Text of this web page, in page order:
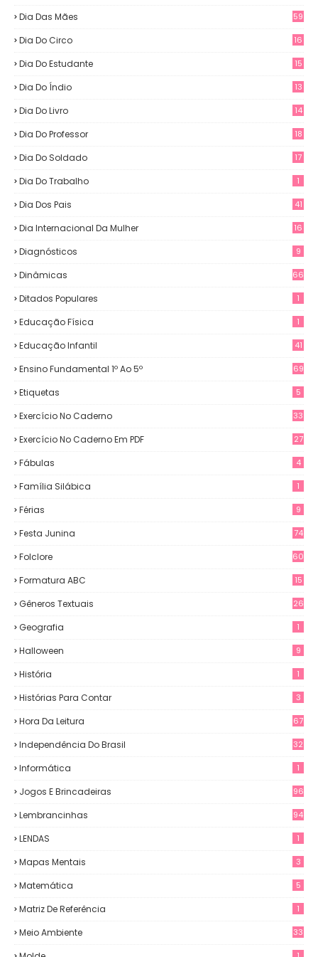
Dia Das Mães 59
Dia Do Circo 16
Dia Do Estudante 15
Dia Do Índio 13
Dia Do Livro 14
Dia Do Professor 18
Dia Do Soldado 17
Dia Do Trabalho 1
Dia Dos Pais 41
Dia Internacional Da Mulher 16
Diagnósticos 9
Dinâmicas 66
Ditados Populares 1
Educação Física 1
Educação Infantil 41
Ensino Fundamental 1º Ao 5º 69
Etiquetas 5
Exercício No Caderno 33
Exercício No Caderno Em PDF 27
Fábulas 4
Família Silábica 1
Férias 9
Festa Junina 74
Folclore 60
Formatura ABC 15
Gêneros Textuais 26
Geografia 1
Halloween 9
História 1
Histórias Para Contar 3
Hora Da Leitura 67
Independência Do Brasil 32
Informática 1
Jogos E Brincadeiras 96
Lembrancinhas 94
LENDAS 1
Mapas Mentais 3
Matemática 5
Matriz De Referência 1
Meio Ambiente 33